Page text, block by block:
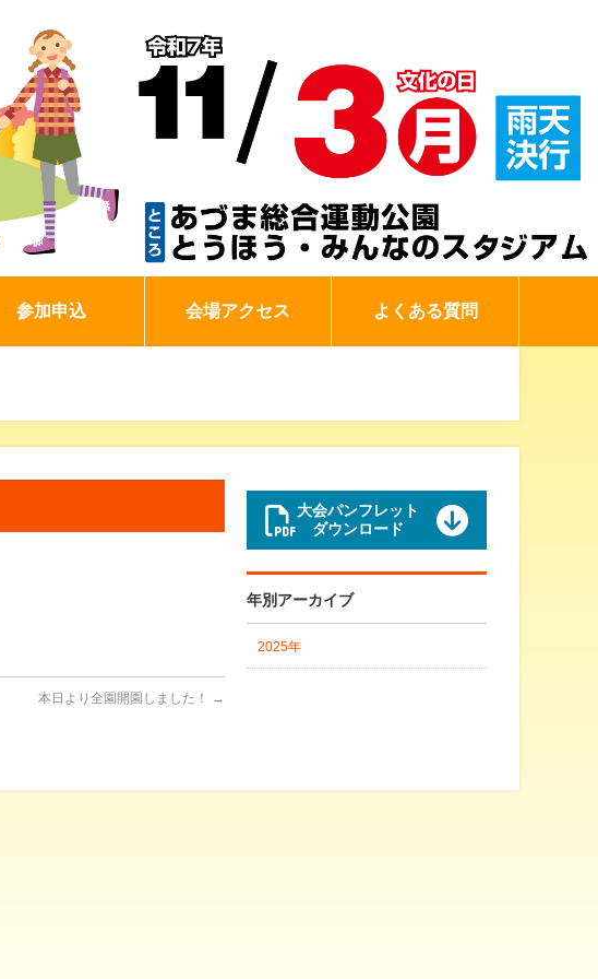
参加申込 会場アクセス よくある質問
本日より全園開園しました！ →
大会パンフレット
ダウンロード
年別アーカイブ
2025年